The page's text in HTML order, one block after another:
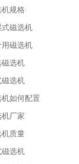
规格
磁选机
磁选机
磁选机
磁选机
如何配置
厂家
机质量
磁选机